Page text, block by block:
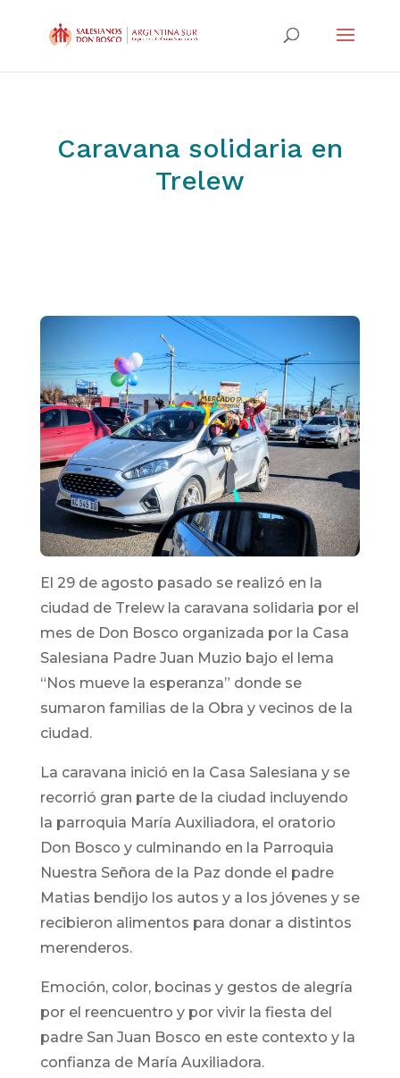
Caravana solidaria en
Trelew
El 29 de agosto pasado se realizó en la
ciudad de Trelew la caravana solidaria por el
mes de Don Bosco organizada por la Casa
Salesiana Padre Juan Muzio bajo el lema
“Nos mueve la esperanza” donde se
sumaron familias de la Obra y vecinos de la
ciudad.
La caravana inició en la Casa Salesiana y se
recorrió gran parte de la ciudad incluyendo
la parroquia María Auxiliadora, el oratorio
Don Bosco y culminando en la Parroquia
Nuestra Señora de la Paz donde el padre
Matias bendijo los autos y a los jóvenes y se
recibieron alimentos para donar a distintos
merenderos.
Emoción, color, bocinas y gestos de alegría
por el reencuentro y por vivir la fiesta del
padre San Juan Bosco en este contexto y la
confianza de María Auxiliadora.